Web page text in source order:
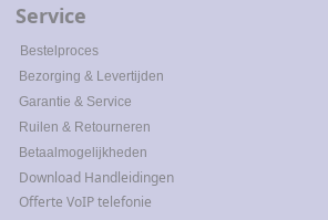
Service
Bestelproces
Bezorging & Levertijden
Garantie & Service
Ruilen & Retourneren
Betaalmogelijkheden
Download Handleidingen
Offerte VoIP telefonie